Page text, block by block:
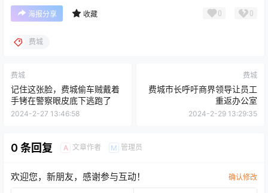
海报分享 收藏 0 0
费城
费城
记住这张脸，费城偷车贼戴着
手铐在警察眼皮底下逃跑了
2024-2-27 13:46:58
费城
费城市长呼吁商界领导让员工
重返办公室
2024-2-29 13:29:35
0 条回复 A 文章作者 M 管理员
欢迎您，新朋友，感谢参与互动！ 确认修改